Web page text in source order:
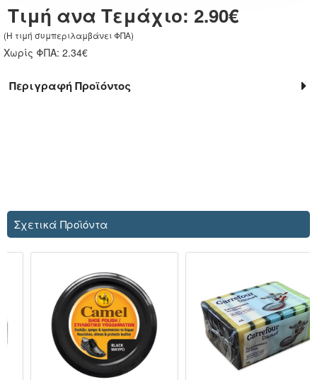
Τιμή ανα Τεμάχιο: 2.90€
(H τιμή συμπεριλαμβάνει ΦΠΑ)
Χωρίς ΦΠΑ: 2.34€
Περιγραφή Προϊόντος
Σχετικά Προϊόντα